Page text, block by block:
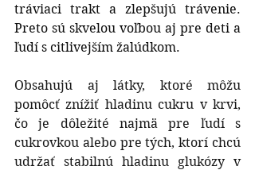
tráviaci trakt a zlepšujú trávenie.
Preto sú skvelou voľbou aj pre deti a
ľudí s citlivejším žalúdkom.
Obsahujú aj látky, ktoré môžu
pomôcť znížiť hladinu cukru v krvi,
čo je dôležité najmä pre ľudí s
cukrovkou alebo pre tých, ktorí chcú
udržať stabilnú hladinu glukózy v